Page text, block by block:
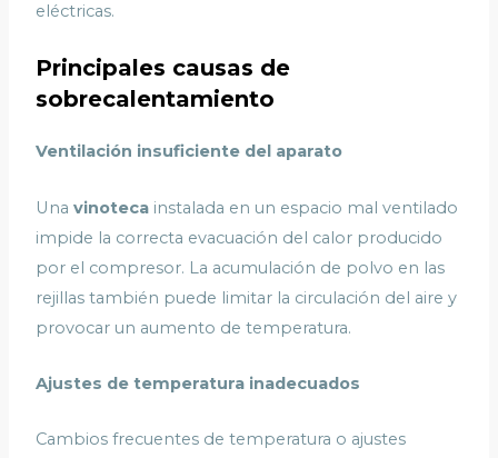
eléctricas.
Principales causas de
sobrecalentamiento
Ventilación insuficiente del aparato
Unavinoteca instalada en un espacio mal ventilado
impide la correcta evacuación del calor producido
por el compresor. La acumulación de polvo en las
rejillas también puede limitar la circulación del aire y
provocar un aumento de temperatura.
Ajustes de temperatura inadecuados
Cambios frecuentes de temperatura o ajustes